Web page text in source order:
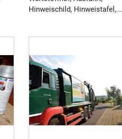
Hinweischild, Hinweistafel,...